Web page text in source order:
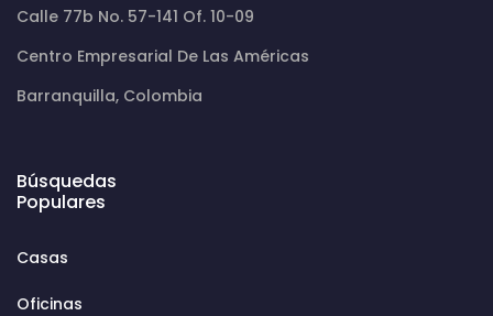
Calle 77b No. 57-141 Of. 10-09
Centro Empresarial De Las Américas
Barranquilla, Colombia
Búsquedas
Populares
Casas
Oficinas